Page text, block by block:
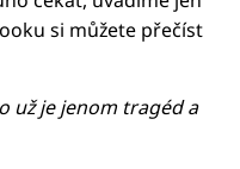
si můžete přečíst
už je jenom tragéd a